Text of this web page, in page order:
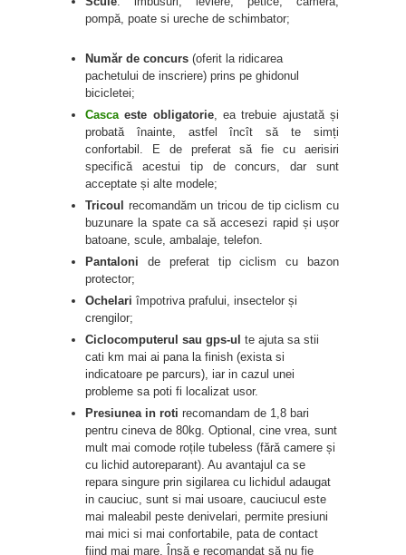
pompă, poate si ureche de schimbator;
Număr de concurs (oferit la ridicarea
pachetului de inscriere) prins pe ghidonul
bicicletei;
Cascaeste obligatorie, ea trebuie ajustată și
probată înainte, astfel încît să te simți
confortabil. E de preferat să fie cu aerisiri
specifică acestui tip de concurs, dar sunt
acceptate și alte modele;
Tricoul
recomandăm un tricou de tip ciclism cu
buzunare la spate ca să accesezi rapid și ușor
batoane, scule, ambalaje, telefon.
Pantaloni de preferat tip ciclism cu bazon
protector;
Ochelari împotriva prafului, insectelor și
crengilor;
Ciclocomputerul sau gps-ul te ajuta sa stii
cati km mai ai pana la finish (exista si
indicatoare pe parcurs), iar in cazul unei
probleme sa poti fi localizat usor.
Presiunea in roti recomandam de 1,8 bari
pentru cineva de 80kg. Optional, cine vrea, sunt
mult mai comode roțile tubeless (fără camere și
cu lichid autoreparant). Au avantajul ca se
repara singure prin sigilarea cu lichidul adaugat
in cauciuc, sunt si mai usoare, cauciucul este
mai maleabil peste denivelari, permite presiuni
mai mici si mai confortabile, pata de contact
fiind mai mare. Însă e recomandat să nu fie